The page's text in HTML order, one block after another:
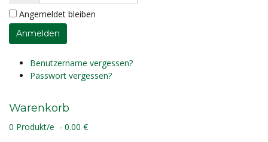
Angemeldet bleiben
Benutzername vergessen?
Passwort vergessen?
Warenkorb
0 Produkt/e - 0.00 €